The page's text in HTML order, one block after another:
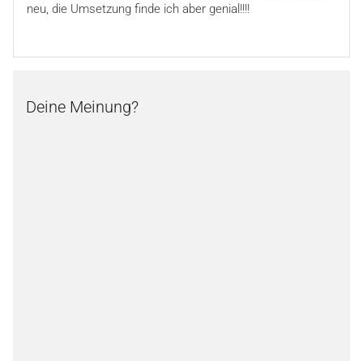
neu, die Umsetzung finde ich aber genial!!!!
Deine Meinung?